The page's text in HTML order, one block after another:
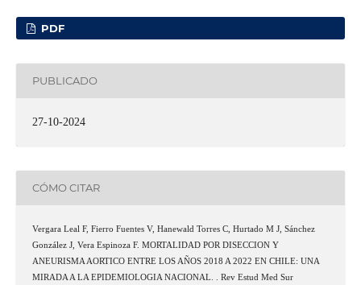
PDF
PUBLICADO
27-10-2024
CÓMO CITAR
Vergara Leal F, Fierro Fuentes V, Hanewald Torres C, Hurtado M J, Sánchez
González J, Vera Espinoza F. MORTALIDAD POR DISECCION Y
ANEURISMA AORTICO ENTRE LOS AÑOS 2018 A 2022 EN CHILE: UNA
MIRADA A LA EPIDEMIOLOGIA NACIONAL. . Rev Estud Med Sur